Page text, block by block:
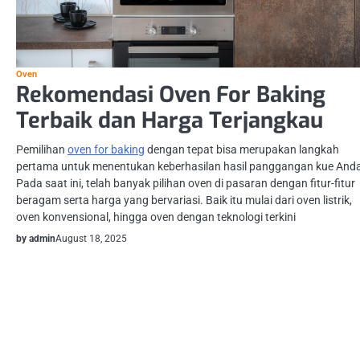
Oven
Rekomendasi Oven For Baking
Terbaik dan Harga Terjangkau
Pemilihan oven for baking dengan tepat bisa merupakan langkah
pertama untuk menentukan keberhasilan hasil panggangan kue
Pada saat ini, telah banyak pilihan oven di pasaran dengan fitur-fitur
beragam serta harga yang bervariasi. Baik itu mulai dari oven listrik,
oven konvensional, hingga oven dengan teknologi terkini
by adminAugust 18, 2025